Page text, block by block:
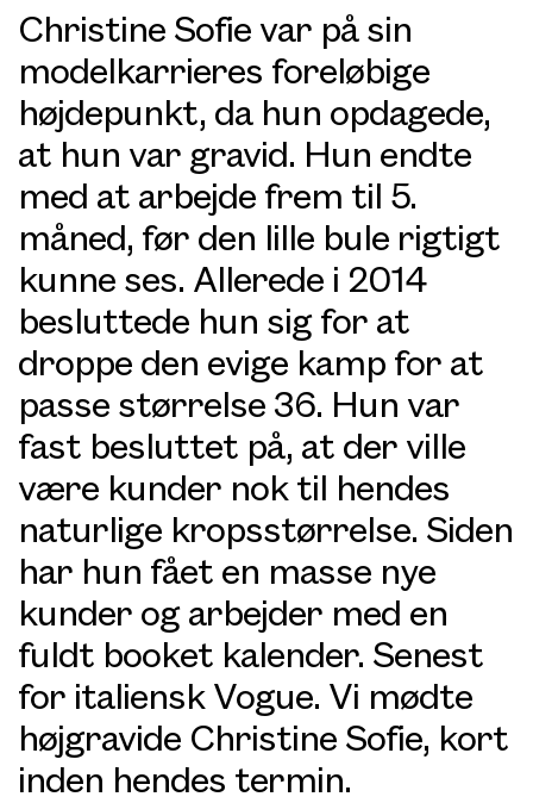
Christine Sofie var på sin
modelkarrieres foreløbige
højdepunkt, da hun opdagede,
at hun var gravid. Hun endte
med at arbejde frem til 5.
måned, før den lille bule rigtigt
kunne ses. Allerede i 2014
besluttede hun sig for at
droppe den evige kamp for at
passe størrelse 36. Hun var
fast besluttet på, at der ville
være kunder nok til hendes
naturlige kropsstørrelse. Siden
har hun fået en masse nye
kunder og arbejder med en
fuldt booket kalender. Senest
for italiensk Vogue. Vi mødte
højgravide Christine Sofie, kort
inden hendes termin.